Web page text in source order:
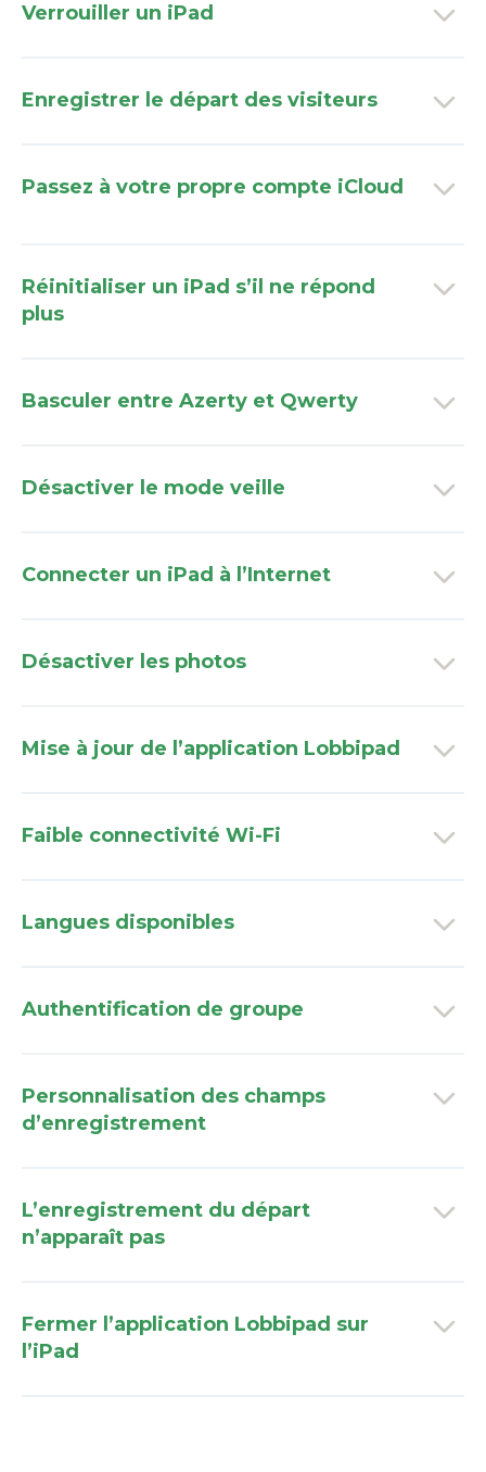
Verrouiller un iPad
Enregistrer le départ des visiteurs
Passez à votre propre compte iCloud
Réinitialiser un iPad s’il ne répond
plus
Basculer entre Azerty et Qwerty
Désactiver le mode veille
Connecter un iPad à l’Internet
Désactiver les photos
Mise à jour de l’application Lobbipad
Faible connectivité Wi-Fi
Langues disponibles
Authentification de groupe
Personnalisation des champs
d’enregistrement
L’enregistrement du départ
n’apparaît pas
Fermer l’application Lobbipad sur
l’iPad